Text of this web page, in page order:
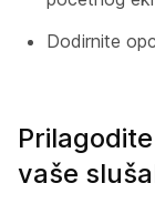
Dodirnite
vaše